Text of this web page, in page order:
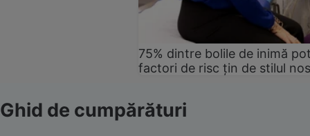
75% dintre bolile de inimă
factori de risc țin de stilul
Ghid de cumpărături